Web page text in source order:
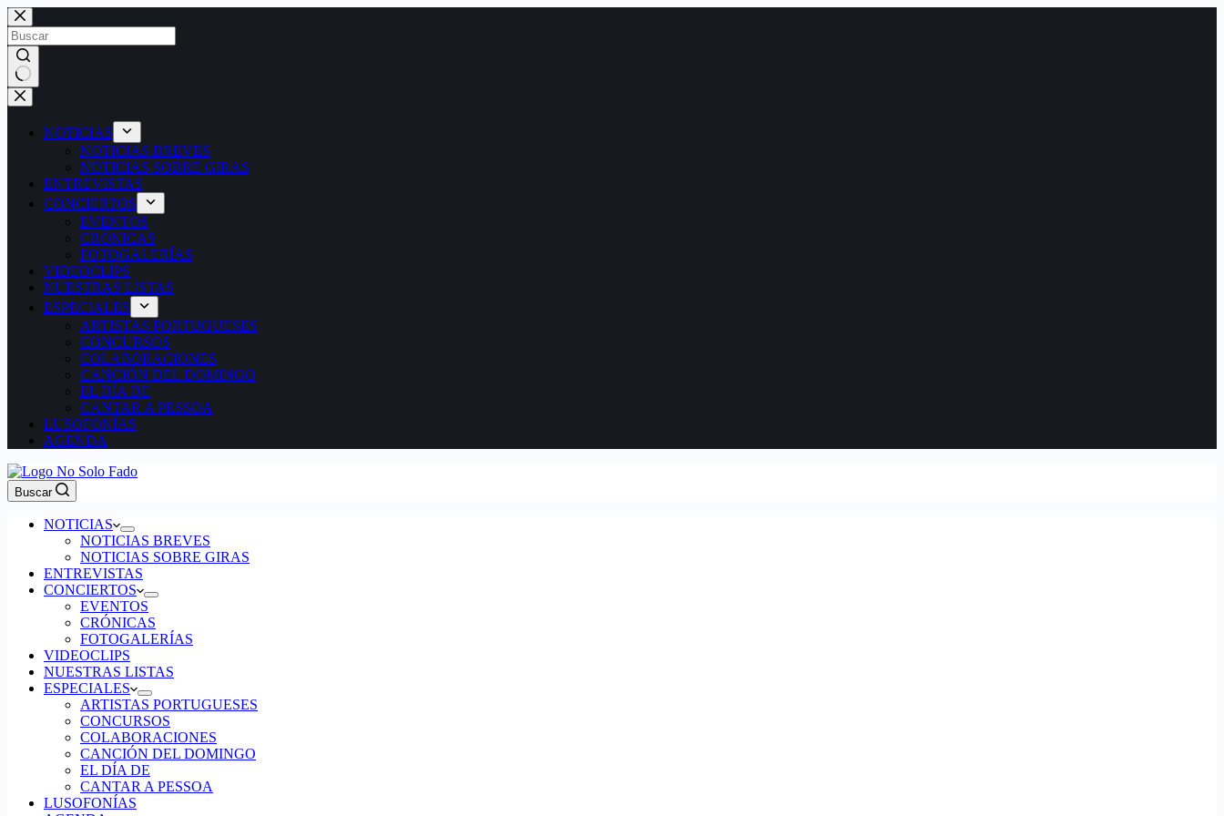
Saltar
al
contenido
Sin
resultados
NOTICIAS
NOTICIAS BREVES
NOTICIAS SOBRE GIRAS
ENTREVISTAS
CONCIERTOS
EVENTOS
CRÓNICAS
FOTOGALERÍAS
VIDEOCLIPS
NUESTRAS LISTAS
ESPECIALES
ARTISTAS PORTUGUESES
CONCURSOS
COLABORACIONES
CANCIÓN DEL DOMINGO
EL DÍA DE
CANTAR A PESSOA
LUSOFONÍAS
AGENDA
Buscar
NOTICIAS
NOTICIAS BREVES
NOTICIAS SOBRE GIRAS
ENTREVISTAS
CONCIERTOS
EVENTOS
CRÓNICAS
FOTOGALERÍAS
VIDEOCLIPS
NUESTRAS LISTAS
ESPECIALES
ARTISTAS PORTUGUESES
CONCURSOS
COLABORACIONES
CANCIÓN DEL DOMINGO
EL DÍA DE
CANTAR A PESSOA
LUSOFONÍAS